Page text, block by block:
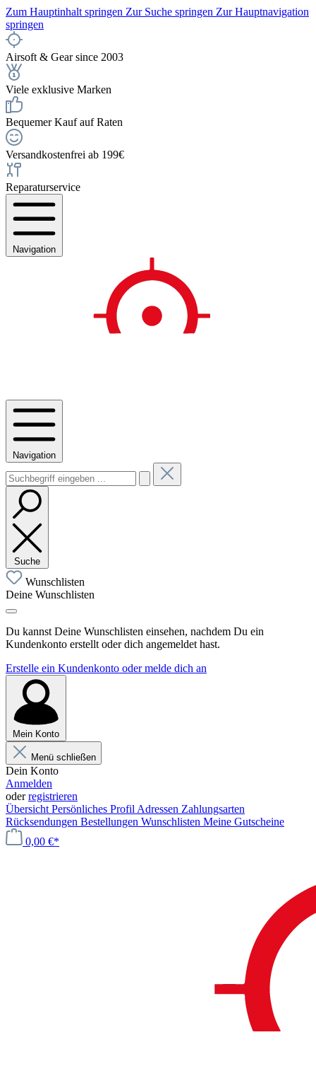
Zum Hauptinhalt springen Zur Suche springen Zur Hauptnavigation
springen
Airsoft & Gear since 2003
Viele exklusive Marken
Bequemer Kauf auf Raten
Versandkostenfrei ab 199€
Reparaturservice
Navigation
Navigation
Suche
Wunschlisten
Deine Wunschlisten
Du kannst Deine Wunschlisten einsehen, nachdem Du ein
Kundenkonto erstellt oder dich angemeldet hast.
Erstelle ein Kundenkonto oder melde dich an
Mein Konto
Menü schließen
Dein Konto
Anmelden
oderregistrieren
Übersicht Persönliches Profil Adressen Zahlungsarten
Rücksendungen Bestellungen Wunschlisten Meine Gutscheine
0,00 €*